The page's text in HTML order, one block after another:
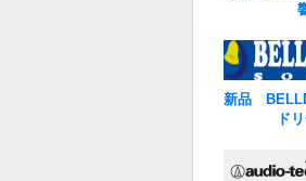
新品
ド